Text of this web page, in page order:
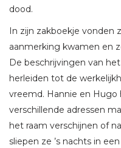
dood.
In zijn zakboekje vonden
aanmerking kwamen en
De beschrijvingen van
herleiden tot de
vreemd. Hannie en Hugo
verschillende adressen
het raam verschijnen of
sliepen ze ’s nachts in